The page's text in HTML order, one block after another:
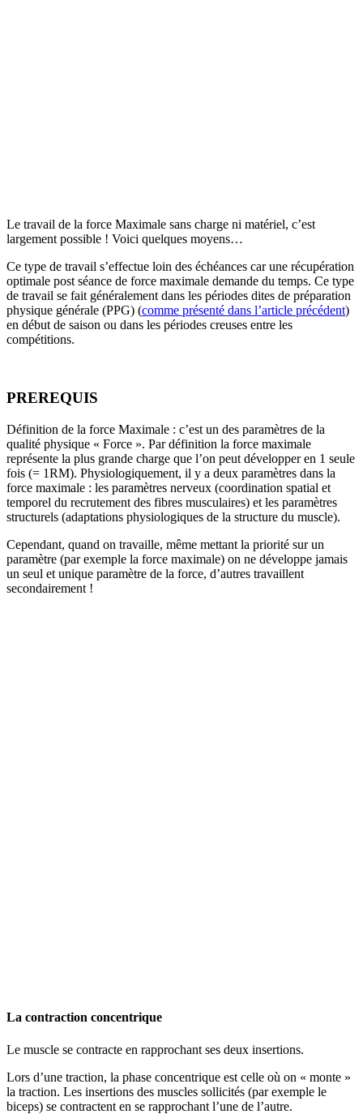
Le travail de la force Maximale sans charge ni matériel, c’est
largement possible ! Voici quelques moyens…
Ce type de travail s’effectue loin des échéances car une récupération
optimale post séance de force maximale demande du temps. Ce type
de travail se fait généralement dans les périodes dites de préparation
physique générale (PPG) (comme présenté dans l’article précédent)
en début de saison ou dans les périodes creuses entre les
compétitions.
PREREQUIS
Définition de la force Maximale : c’est un des paramètres de la
qualité physique « Force ». Par définition la force maximale
représente la plus grande charge que l’on peut développer en 1 seule
fois (= 1RM). Physiologiquement, il y a deux paramètres dans la
force maximale : les paramètres nerveux (coordination spatial et
temporel du recrutement des fibres musculaires) et les paramètres
structurels (adaptations physiologiques de la structure du muscle).
Cependant, quand on travaille, même mettant la priorité sur un
paramètre (par exemple la force maximale) on ne développe jamais
un seul et unique paramètre de la force, d’autres travaillent
secondairement !
La contraction concentrique
Le muscle se contracte en rapprochant ses deux insertions.
Lors d’une traction, la phase concentrique est celle où on « monte »
la traction. Les insertions des muscles sollicités (par exemple le
biceps) se contractent en se rapprochant l’une de l’autre.